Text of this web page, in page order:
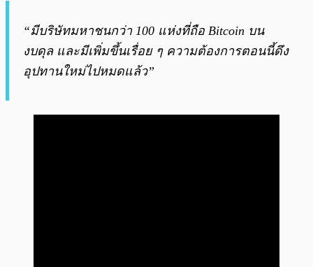
“มีบริษัทมหาชนกว่า 100 แห่งที่ถือ Bitcoin บน
งบดุล และมีเพิ่มขึ้นเรื่อย ๆ ความต้องการตอนนี้ดึง
อุปทานใหม่ไปหมดแล้ว”